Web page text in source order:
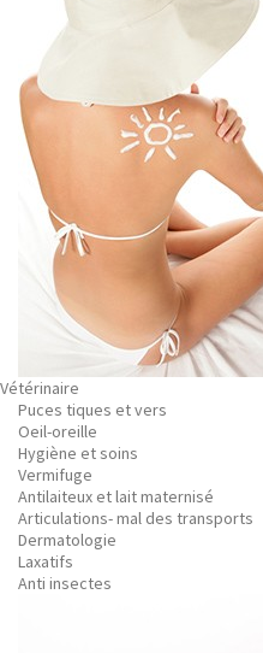
Vétérinaire
Puces tiques et vers
Oeil-oreille
Hygiène et soins
Vermifuge
Antilaiteux et lait maternisé
Articulations- mal des transports
Dermatologie
Laxatifs
Anti insectes